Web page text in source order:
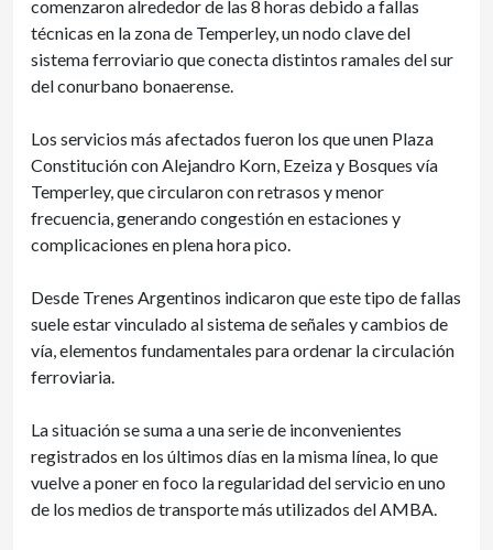
comenzaron alrededor de las 8 horas debido a fallas
técnicas en la zona de Temperley, un nodo clave del
sistema ferroviario que conecta distintos ramales del sur
del conurbano bonaerense.
Los servicios más afectados fueron los que unen Plaza
Constitución con Alejandro Korn, Ezeiza y Bosques vía
Temperley, que circularon con retrasos y menor
frecuencia, generando congestión en estaciones y
complicaciones en plena hora pico.
Desde Trenes Argentinos indicaron que este tipo de fallas
suele estar vinculado al sistema de señales y cambios de
vía, elementos fundamentales para ordenar la circulación
ferroviaria.
La situación se suma a una serie de inconvenientes
registrados en los últimos días en la misma línea, lo que
vuelve a poner en foco la regularidad del servicio en uno
de los medios de transporte más utilizados del AMBA.